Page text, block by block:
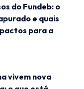
do Fundeb: o
e quais
para a
vivem nova